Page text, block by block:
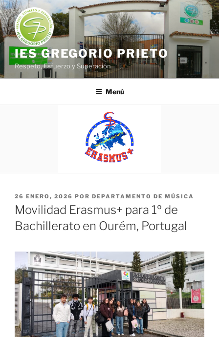
Saltar
al
contenido
IES GREGORIO PRIETO
Respeto, Esfuerzo y Superación
Menú
PUBLICADO
EL
26 ENERO, 2026 POR DEPARTAMENTO DE MÚSICA
Movilidad Erasmus+ para 1º de
Bachillerato en Ourém, Portugal